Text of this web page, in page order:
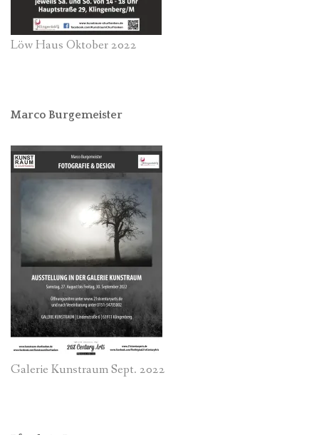
Löw Haus Oktober 2022
Marco Burgemeister
Galerie Kunstraum Sept. 2022